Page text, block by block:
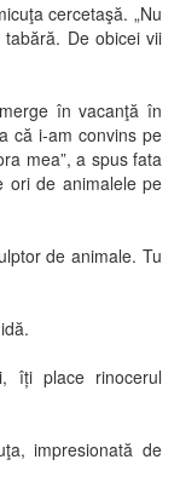
cercetaşă. „Nu
De obicei vii
în vacanţă în
că i-am convins pe
mea”, a spus fata
ori de animalele pe
de animale. Tu
îți place rinocerul
impresionată de